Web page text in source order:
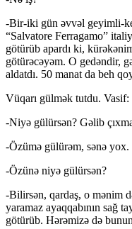
-Bir-iki gün əvvəl geyimli-
“Salvatore Ferragamo”
götürüb apardı ki,
götürəcəyəm. O gedəndir,
aldatdı. 50 manat da beh
Vüqarı gülmək tutdu. Vasif:
-Niyə gülürsən? Gəlib
-Özümə gülürəm, sənə yox.
-Özünə niyə gülürsən?
-Bilirsən, qardaş, o mənim
yaramaz ayaqqabının sağ
götürüb. Hərəmizə də